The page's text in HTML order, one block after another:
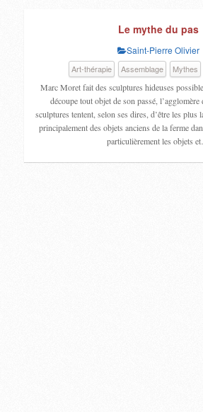
Le mythe du pas
Saint-Pierre Olivier
Art-thérapie Assemblage Mythes
Marc Moret fait des sculptures hideuses
découpe tout objet de son passé, l’agglomère
sculptures tentent, selon ses dires, d’être les
principalement des objets anciens de la ferme
particulièrement les objets